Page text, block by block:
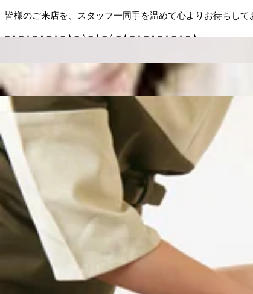
皆様のご来店を、スタッフ一同手を温めて心よりお待ちして
=★=☆=★=☆=★=☆=★=☆=★=☆=★=☆=☆=★
土日祝日:10:00〜21:00
【住所】東京都大田区池上 6-3-3東京堂ビル1F
【アクセス】
東急池上線「池上駅」北口より徒歩4分♪、蒲田駅より2駅
電話予約する 03-6410-9775
最近のブログ
リラク池上店 8月7日の空き状況
おはようございます!リラク池上の加須我です(^^)8月も
ですと・16:50～18:50以上のお時間からご案内可能で
ッチで、いつまでも健康で疲れづらいお身体づくりを